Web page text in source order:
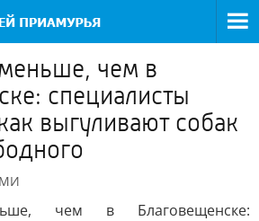
чем в
специалисты
выгуливают собак
чем в Благовещенске: